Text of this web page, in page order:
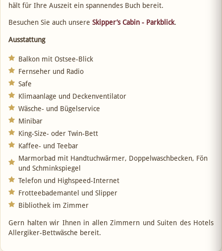
hält für Ihre Auszeit ein spannendes Buch bereit.
Besuchen Sie auch unsere Skipper’s Cabin - Parkblick.
Ausstattung
Balkon mit Ostsee-Blick
Fernseher und Radio
Safe
Klimaanlage und Deckenventilator
Wäsche- und Bügelservice
Minibar
King-Size- oder Twin-Bett
Kaffee- und Teebar
Marmorbad mit Handtuchwärmer, Doppelwaschbecken, Fön
und Schminkspiegel
Telefon und Highspeed-Internet
Frotteebademantel und Slipper
Bibliothek im Zimmer
Gern halten wir Ihnen in allen Zimmern und Suiten des Hotels
Allergiker-Bettwäsche bereit.